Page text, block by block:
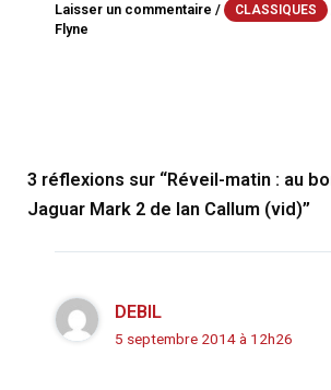
Laisser un commentaire / CLASSIQUES
Flyne
3 réflexions sur “Réveil-matin : au
Jaguar Mark 2 de Ian Callum (vid)”
DEBIL
5 septembre 2014 à 12h26